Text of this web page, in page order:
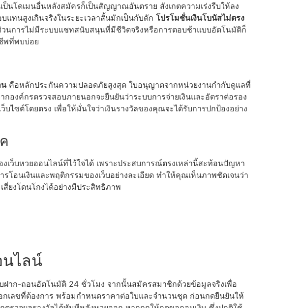
นโดเมนอื่นหลังสมัครก็เป็นสัญญาณอันตราย สังเกตความเร่งรีบให้ลง
ทนสูงเกินจริงในระยะเวลาสั้นมักเป็นกับดัก โปรโมชั่นเงินโบนัสไม่ตรง
วนการไม่มีระบบแชทสนับสนุนที่มีชีวิตจริงหรือการตอบช้าแบบอัตโนมัติก็
พที่พบบ่อย
นคือหลักประกันความปลอดภัยสูงสุด ใบอนุญาตจากหน่วยงานกำกับดูแลที่
องค์กรตรวจสอบภายนอกจะยืนยันว่าระบบการจ่ายเงินและอัตราต่อรอง
ต์โดยตรง เพื่อให้มั่นใจว่าเงินรางวัลของคุณจะได้รับการปกป้องอย่าง
เว็บหวยออนไลน์ที่ไว้ใจได้ เพราะประสบการณ์ตรงเหล่านี้สะท้อนปัญหา
อนเงินและพฤติกรรมของเว็บอย่างละเอียด ทำให้คุณเห็นภาพชัดเจนว่า
ยงโดนโกงได้อย่างมีประสิทธิภาพ
ไลน์
าก-ถอนอัตโนมัติ 24 ชั่วโมง จากนั้นสมัครสมาชิกด้วยข้อมูลจริงเพื่อ
เลขที่ต้องการ พร้อมกำหนดราคาต่อใบและจำนวนชุด ก่อนกดยืนยันให้